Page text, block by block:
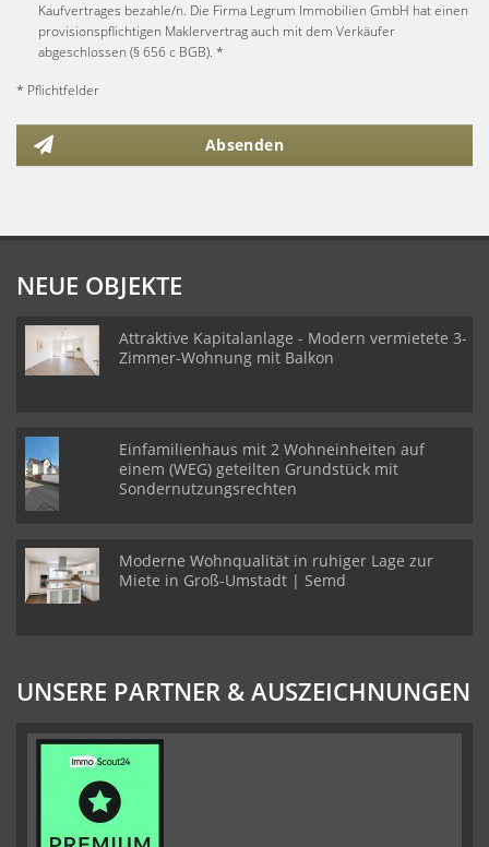
Kaufvertrages bezahle/n. Die Firma Legrum Immobilien GmbH hat einen
provisionspflichtigen Maklervertrag auch mit dem Verkäufer
abgeschlossen (§ 656 c BGB). *
* Pflichtfelder
Absenden
NEUE OBJEKTE
Attraktive Kapitalanlage - Modern vermietete 3-
Zimmer-Wohnung mit Balkon
Einfamilienhaus mit 2 Wohneinheiten auf
einem (WEG) geteilten Grundstück mit
Sondernutzungsrechten
Moderne Wohnqualität in ruhiger Lage zur
Miete in Groß-Umstadt | Semd
UNSERE PARTNER & AUSZEICHNUNGEN